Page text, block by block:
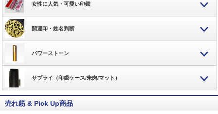
女性に人気・可愛い印鑑
開運印・姓名判断
パワーストーン
サプライ（印鑑ケース/朱肉/マット）
売れ筋 & Pick Up商品